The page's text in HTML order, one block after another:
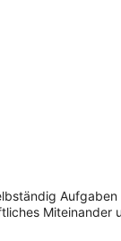
Miteinander